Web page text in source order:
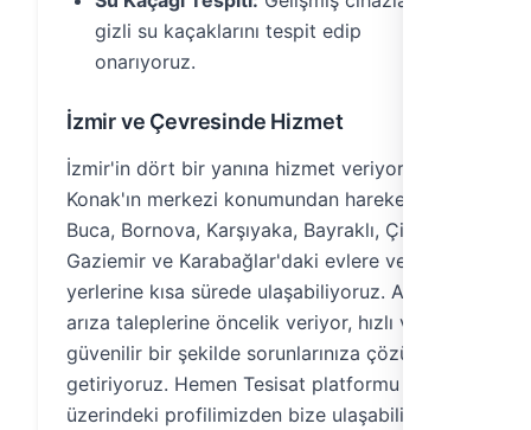
gizli su kaçaklarını tespit edip
onarıyoruz.
İzmir ve Çevresinde Hizmet
İzmir'in dört bir yanına hizmet veriyoruz.
Konak'ın merkezi konumundan hareketle
Buca, Bornova, Karşıyaka, Bayraklı, Çiğli,
Gaziemir ve Karabağlar'daki evlere ve iş
yerlerine kısa sürede ulaşabiliyoruz. Acil
arıza taleplerine öncelik veriyor, hızlı ve
güvenilir bir şekilde sorunlarınıza çözüm
getiriyoruz. Hemen Tesisat platformu
üzerindeki profilimizden bize ulaşabilir,